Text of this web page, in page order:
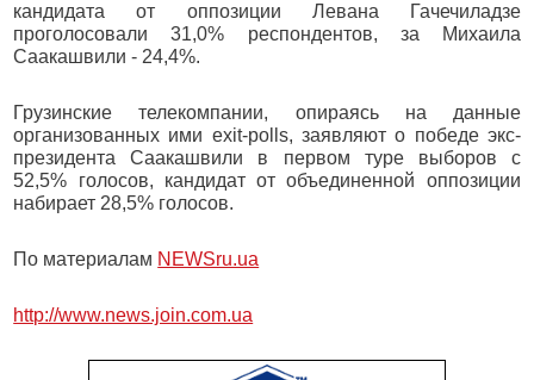
кандидата от оппозиции Левана Гачечиладзе
проголосовали 31,0% респондентов, за Михаила
Саакашвили - 24,4%.
Грузинские телекомпании, опираясь на данные
организованных ими exit-polls, заявляют о победе экс-
президента Саакашвили в первом туре выборов с
52,5% голосов, кандидат от объединенной оппозиции
набирает 28,5% голосов.
По материалам NEWSru.ua
http://www.news.join.com.ua